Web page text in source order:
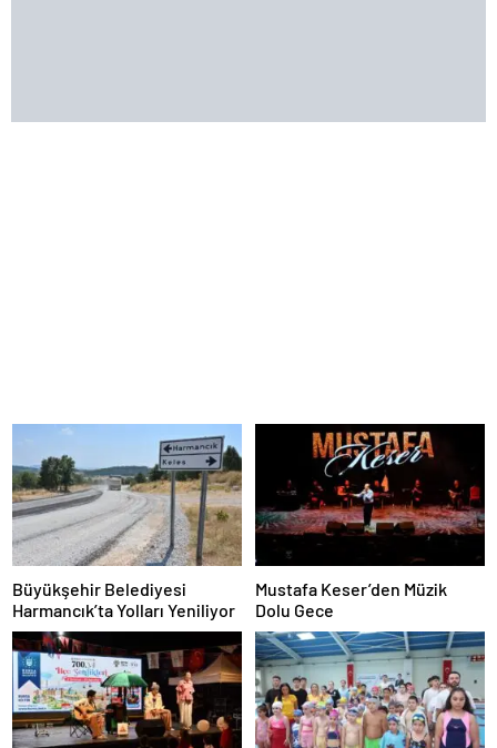
Büyükşehir Belediyesi
Harmancık’ta Yolları Yeniliyor
Mustafa Keser’den Müzik
Dolu Gece